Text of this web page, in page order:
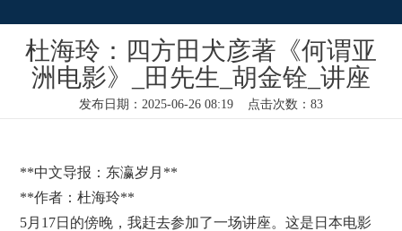
杜海玲：四方田犬彦著《何谓亚
洲电影》_田先生_胡金铨_讲座
发布日期：2025-06-26 08:19 点击次数：83
**中文导报：东瀛岁月**
**作者：杜海玲**
5月17日的傍晚，我赶去参加了一场讲座。这是日本电影